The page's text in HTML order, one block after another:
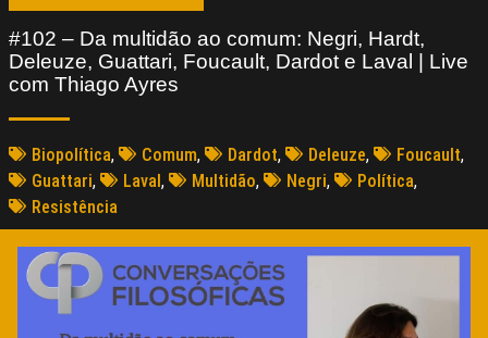
#102 – Da multidão ao comum: Negri, Hardt,
Deleuze, Guattari, Foucault, Dardot e Laval | Live
com Thiago Ayres
Biopolítica, Comum, Dardot, Deleuze, Foucault,
Guattari, Laval, Multidão, Negri, Política,
Resistência